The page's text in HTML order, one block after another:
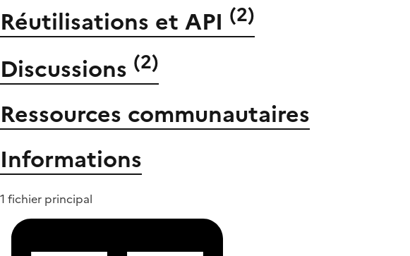
Réutilisations et API (2)
Discussions (2)
Ressources communautaires
Informations
1 fichier principal